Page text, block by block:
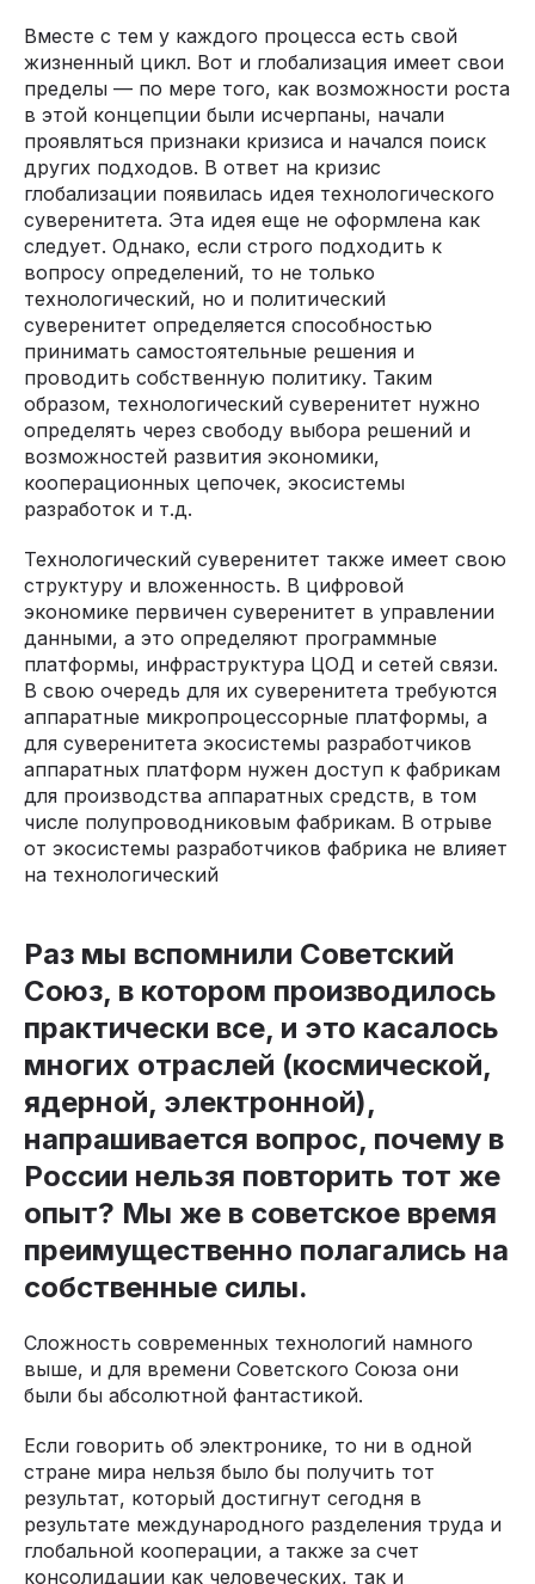
Вместе с тем у каждого процесса есть свой
жизненный цикл. Вот и глобализация имеет свои
пределы — по мере того, как возможности роста
в этой концепции были исчерпаны, начали
проявляться признаки кризиса и начался поиск
других подходов. В ответ на кризис
глобализации появилась идея технологического
суверенитета. Эта идея еще не оформлена как
следует. Однако, если строго подходить к
вопросу определений, то не только
технологический, но и политический
суверенитет определяется способностью
принимать самостоятельные решения и
проводить собственную политику. Таким
образом, технологический суверенитет нужно
определять через свободу выбора решений и
возможностей развития экономики,
кооперационных цепочек, экосистемы
разработок и т.д.
Технологический суверенитет также имеет свою
структуру и вложенность. В цифровой
экономике первичен суверенитет в управлении
данными, а это определяют программные
платформы, инфраструктура ЦОД и сетей связи.
В свою очередь для их суверенитета требуются
аппаратные микропроцессорные платформы, а
для суверенитета экосистемы разработчиков
аппаратных платформ нужен доступ к фабрикам
для производства аппаратных средств, в том
числе полупроводниковым фабрикам. В отрыве
от экосистемы разработчиков фабрика не влияет
на технологический
Раз мы вспомнили Советский
Союз, в котором производилось
практически все, и это касалось
многих отраслей (космической,
ядерной, электронной),
напрашивается вопрос, почему в
России нельзя повторить тот же
опыт? Мы же в советское время
преимущественно полагались на
собственные силы.
Сложность современных технологий намного
выше, и для времени Советского Союза они
были бы абсолютной фантастикой.
Если говорить об электронике, то ни в одной
стране мира нельзя было бы получить тот
результат, который достигнут сегодня в
результате международного разделения труда и
глобальной кооперации, а также за счет
консолидации как человеческих, так и